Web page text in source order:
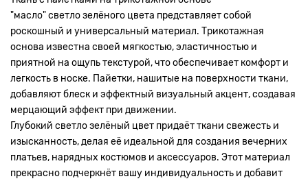
"масло"светлозелёного цвета представляет собой
роскошный и универсальный материал. Трикотажная
основа известна своей мягкостью, эластичностью и
приятной на ощупь текстурой, что обеспечивает комфорт и
легкость в носке. Пайетки, нашитые на поверхности ткани,
добавляют блеск и эффектный визуальный акцент, создавая
мерцающий эффект при движении.
Глубокий светлозелёный цвет придаёт ткани свежесть и
изысканность, делая её идеальной для создания вечерних
платьев, нарядных костюмов и аксессуаров. Этот материал
прекрасно подчеркнёт вашу индивидуальность и добавит